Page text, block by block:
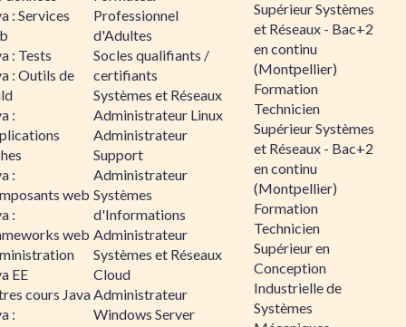
: Services
: Tests
: Outils de
:
:
web
:
web
EE
cours Java
:
Professionnel
d'Adultes
Socles qualifiants /
certifiants
Systèmes et Réseaux
Administrateur Linux
Administrateur
Support
Administrateur
Systèmes
d'Informations
Administrateur
Systèmes et Réseaux
Cloud
Administrateur
Windows Server
Supérieur Systèmes
et Réseaux - Bac+2
en continu
(Montpellier)
Formation
Technicien
Supérieur Systèmes
et Réseaux - Bac+2
en continu
(Montpellier)
Formation
Technicien
Supérieur en
Conception
Industrielle de
Systèmes